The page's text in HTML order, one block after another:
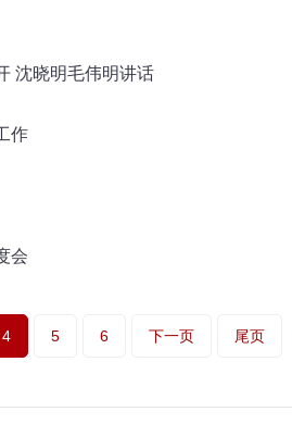
沈晓明毛伟明讲话
作
会
4 5 6 下一页 尾页